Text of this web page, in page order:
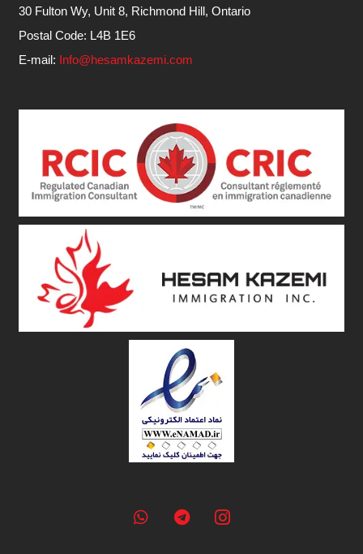
30 Fulton Wy, Unit 8, Richmond Hill, Ontario
Postal Code: L4B 1E6
E-mail: Info@hesamkazemi.com